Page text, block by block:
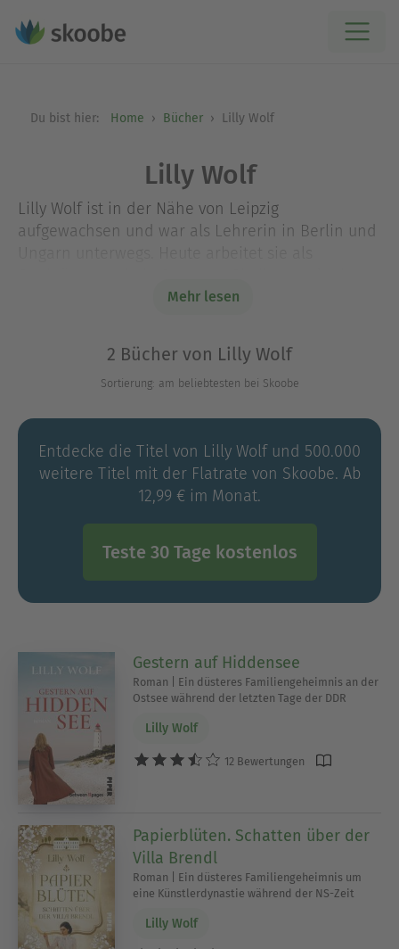
Du bist hier: Home Bücher Lilly Wolf
Lilly Wolf
Lilly Wolf ist in der Nähe von Leipzig
aufgewachsen und war als Lehrerin in Berlin und
gern Detektivgeschichten, weshalb sie in ihren
Geheimnisse erforscht. Sie möchte beim
Schreiben noch viele verschiedene Genres
ausprobieren und hätte nichts dagegen, ihre
sie spielen.
Mehr lesen
2 Bücher von Lilly Wolf
Sortierung: am beliebtesten bei Skoobe
Entdecke die Titel von Lilly Wolf und 500.000
weitere Titel mit der Flatrate von Skoobe. Ab
12,99 € im Monat.
Teste 30 Tage kostenlos
Gestern auf Hiddensee
Roman | Ein düsteres Familiengeheimnis an der
Ostsee während der letzten Tage der DDR
Lilly Wolf
12 Bewertungen
Papierblüten. Schatten über der
Villa Brendl
Roman | Ein düsteres Familiengeheimnis um
eine Künstlerdynastie während der NS-Zeit
Lilly Wolf